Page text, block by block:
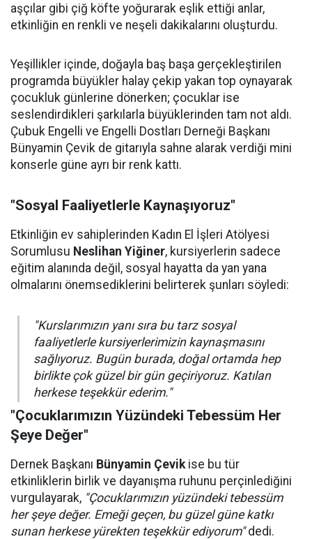
aşçılar gibi çiğ köfte yoğurarak eşlik ettiği anlar,
etkinliğin en renkli ve neşeli dakikalarını oluşturdu.
Yeşillikler içinde, doğayla baş başa gerçekleştirilen
programda büyükler halay çekip yakan top oynayarak
çocukluk günlerine dönerken; çocuklar ise
seslendirdikleri şarkılarla büyüklerinden tam not aldı.
Çubuk Engelli ve Engelli Dostları Derneği Başkanı
Bünyamin Çevik de gitarıyla sahne alarak verdiği mini
konserle güne ayrı bir renk kattı.
"Sosyal Faaliyetlerle Kaynaşıyoruz"
Etkinliğin ev sahiplerinden Kadın El İşleri Atölyesi
Sorumlusu Neslihan Yiğiner, kursiyerlerin sadece
eğitim alanında değil, sosyal hayatta da yan yana
olmalarını önemsediklerini belirterek şunları söyledi:
"Kurslarımızın yanı sıra bu tarz sosyal
faaliyetlerle kursiyerlerimizin kaynaşmasını
sağlıyoruz. Bugün burada, doğal ortamda hep
birlikte çok güzel bir gün geçiriyoruz. Katılan
herkese teşekkür ederim."
"Çocuklarımızın Yüzündeki Tebessüm Her
Şeye Değer"
Dernek Başkanı Bünyamin Çevikise bu tür
etkinliklerin birlik ve dayanışma ruhunu perçinlediğini
vurgulayarak, "Çocuklarımızın yüzündeki tebessüm
her şeye değer. Emeği geçen, bu güzel güne katkı
sunan herkese yürekten teşekkür ediyorum"dedi.